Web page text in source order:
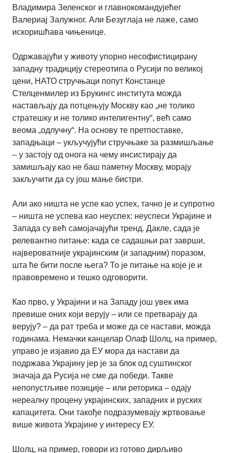
Владимира Зеленског и главнокомандујећег
Валериај Залужног. Али Безуглаја не лаже, само
искоришћава чињенице.
Одржавајући у животу упорно несофистицирану
западну традицију стереотипа о Русији по великој
цени, НАТО стручњаци попут Констанце
Стелценмилер из Брукингс института можда
настављају да потцењују Москву као „не толико
стратешку и не толико интелигентну“, већ само
веома „одлучну“. На основу те претпоставке,
западњаци – укључујући стручњаке за размишљање
– у застоју од онога на чему инсистирају да
замишљају као не баш паметну Москву, морају
закључити да су још мање бистри.
Али ако ништа не успе као успех, тачно је и супротно
– ништа не успева као неуспех: неуспеси Украјине и
Запада су већ самојачајући тренд. Дакле, сада је
релевантно питање: када се садашњи рат заврши,
највероватније украјинским (и западним) поразом,
шта ће бити после њега? То је питање на које је и
правовремено и тешко одговорити.
Као прво, у Украјини и на Западу још увек има
превише оних који верују – или се претварају да
верују? – да рат треба и може да се настави, можда
годинама. Немачки канцелар Олаф Шолц, на пример,
управо је изјавио да ЕУ мора да настави да
подржава Украјину јер је за блок од суштинског
значаја да Русија не сме да победи. Такве
непопустљиве позиције – или реторика – одају
нереалну процену украјинских, западних и руских
капацитета. Они такође подразумевају жртвовање
више живота Украјине у интересу ЕУ.
Шолц, на пример, говори из готово дирљиво